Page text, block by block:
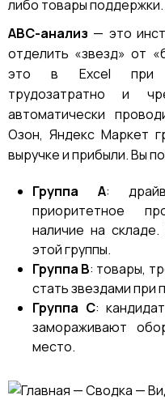
либо товары поддержки.
ABC-анализ — это
отделить «звезд» от
это в Excel при
трудозатратно и
автоматически
Озон, Яндекс Маркет
выручке и прибыли. Вы
Группа А:
приоритетное
наличие на
этой группы.
Группа В: товары,
стать звездами при
Группа С:
замораживают
место.